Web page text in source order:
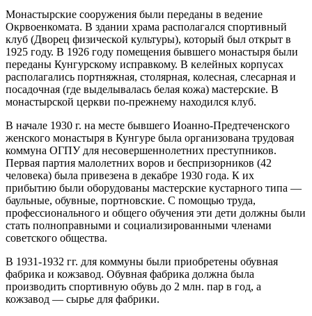
Монастырские сооружения были переданы в ведение
Окрвоенкомата. В здании храма располагался спортивный
клуб (Дворец физической культуры), который был открыт в
1925 году. В 1926 году помещения бывшего монастыря были
переданы Кунгурскому исправкому. В келейных корпусах
располагались портняжная, столярная, колесная, слесарная и
посадочная (где выделывалась белая кожа) мастерские. В
монастырской церкви по-прежнему находился клуб.
В начале 1930 г. на месте бывшего Иоанно-Предтеченского
женского монастыря в Кунгуре была организована трудовая
коммуна ОГПУ для несовершеннолетних преступников.
Первая партия малолетних воров и беспризорников (42
человека) была привезена в декабре 1930 года. К их
прибытию были оборудованы мастерские кустарного типа —
баульные, обувные, портновские. С помощью труда,
профессионального и общего обучения эти дети должны были
стать полноправными и социализированными членами
советского общества.
В 1931-1932 гг. для коммуны были приобретены обувная
фабрика и кожзавод. Обувная фабрика должна была
производить спортивную обувь до 2 млн. пар в год, а
кожзавод — сырье для фабрики.